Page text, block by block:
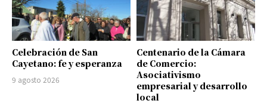
Celebración de San
Cayetano: fe y esperanza
9 agosto 2026
Centenario de la Cámara
de Comercio:
Asociativismo
empresarial y desarrollo
local